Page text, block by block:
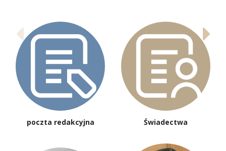
poczta redakcyjna Świadectwa